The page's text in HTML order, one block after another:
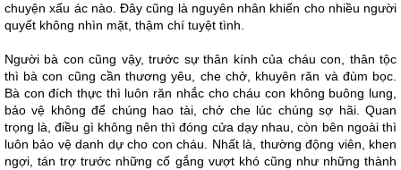
chuyện xấu ác nào. Đây cũng là nguyên nhân khiến cho nhiều người
quyết không nhìn mặt, thậm chí tuyệt tình.
Người bà con cũng vậy, trước sự thân kính của cháu con, thân tộc
thì bà con cũng cần thương yêu, che chở, khuyên răn và đùm bọc.
Bà con đích thực thì luôn răn nhắc cho cháu con không buông lung,
bảo vệ không để chúng hao tài, chở che lúc chúng sợ hãi. Quan
trọng là, điều gì không nên thì đóng cửa dạy nhau, còn bên ngoài thì
luôn bảo vệ danh dự cho con cháu. Nhất là, thường động viên, khen
ngợi, tán trợ trước những cố gắng vượt khó cũng như những thành